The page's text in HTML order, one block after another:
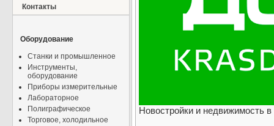
Контакты
Оборудование
Станки и промышленное
Инструменты,
оборудование
Приборы измерительные
Лабораторное
Полиграфическое
Торговое, холодильное
Новостройки и недвижимость